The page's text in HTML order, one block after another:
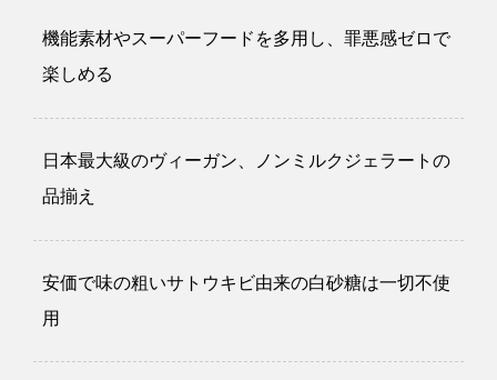
機能素材やスーパーフードを多用し、罪悪感ゼロで
楽しめる
日本最大級のヴィーガン、ノンミルクジェラートの
品揃え
安価で味の粗いサトウキビ由来の白砂糖は一切不使
用